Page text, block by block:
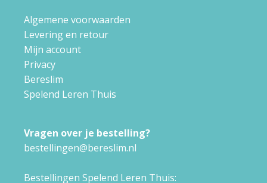
Algemene voorwaarden
Levering en retour
Mijn account
Privacy
Bereslim
Spelend Leren Thuis
Vragen over je bestelling?
bestellingen@bereslim.nl
Bestellingen Spelend Leren Thuis: